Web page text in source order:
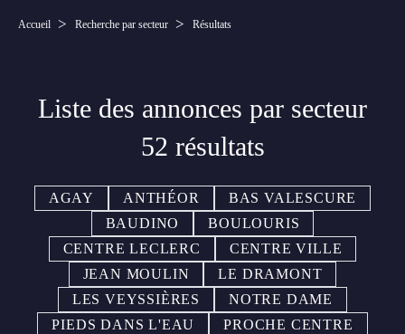
Accueil Recherche par secteur Résultats
Liste des annonces par secteur
52 résultats
AGAY ANTHÉOR
BAS VALESCURE
BAUDINO
BOULOURIS
CENTRE LECLERC
CENTRE VILLE
JEAN MOULIN
LE DRAMONT
LES VEYSSIÈRES
NOTRE DAME
PIEDS DANS L'EAU
PROCHE CENTRE